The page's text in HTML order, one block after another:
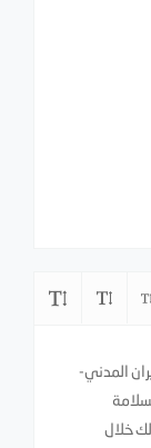
المدني-
خلال